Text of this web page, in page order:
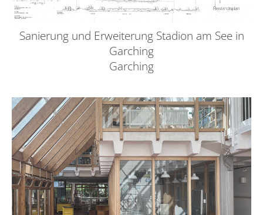
Sanierung und Erweiterung Stadion am See in
Garching
Garching